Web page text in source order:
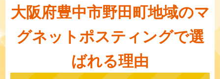
大阪府豊中市野田町地域のマ
グネットポスティングで選
ばれる理由